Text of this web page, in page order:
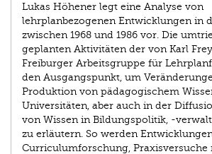
Lukas Höhener legt eine Analyse von
lehrplanbezogenen Entwicklungen in
zwischen 1968 und 1986 vor. Die
geplanten Aktivitäten der von Karl
Freiburger Arbeitsgruppe für
den Ausgangspunkt, um
Produktion von pädagogischem
Universitäten, aber auch in der
von Wissen in Bildungs­politik, -
zu erläutern. So werden
Curriculumforschung, Praxisversuche